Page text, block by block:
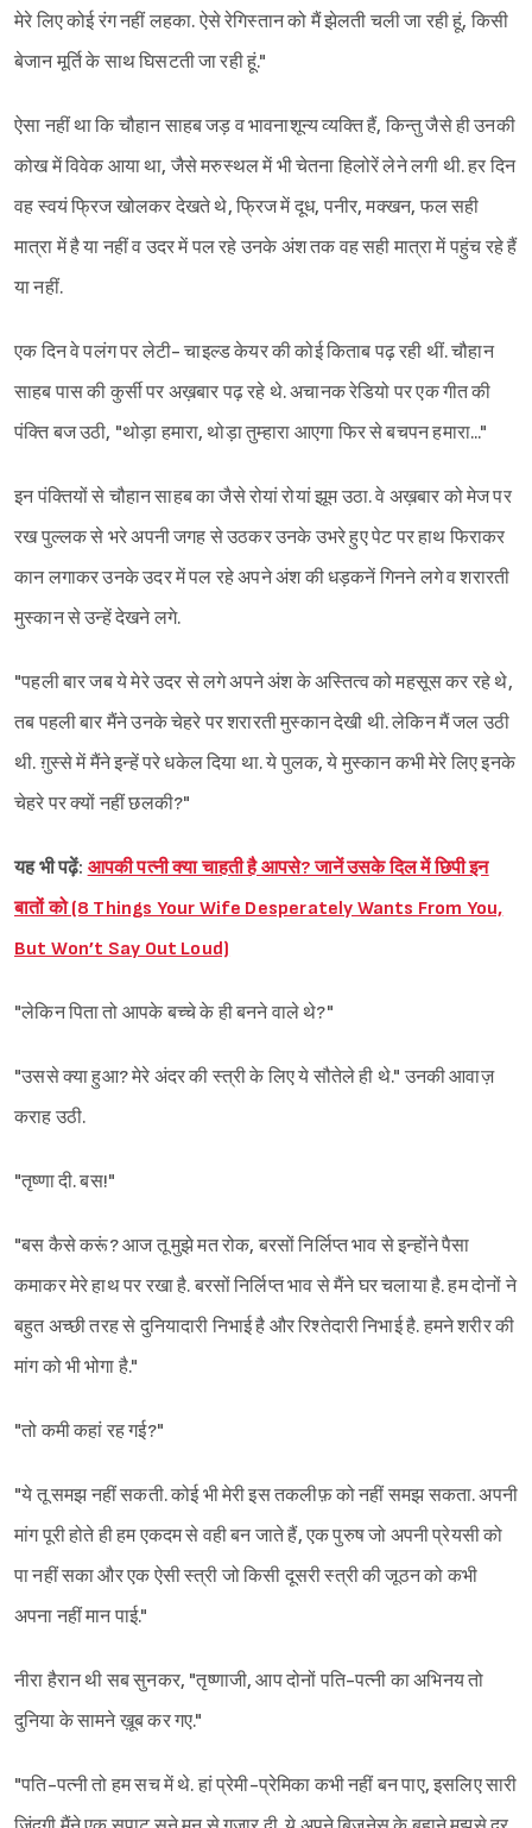
मेरे लिए कोई रंग नहीं लहका. ऐसे रेगिस्तान को मैं झेलती चली जा रही हूं, किसी
बेजान मूर्ति के साथ घिसटती जा रही हूं."
ऐसा नहीं था कि चौहान साहब जड़ व भावनाशून्य व्यक्ति हैं, किन्तु जैसे ही उनकी
कोख में विवेक आया था, जैसे मरुस्थल में भी चेतना हिलोरें लेने लगी थी. हर दिन
वह स्वयं फ्रिज खोलकर देखते थे, फ्रिज में दूध, पनीर, मक्खन, फल सही
मात्रा में है या नहीं व उदर में पल रहे उनके अंश तक वह सही मात्रा में पहुंच रहे हैं
या नहीं.
एक दिन वे पलंग पर लेटी- चाइल्ड केयर की कोई किताब पढ़ रही थीं. चौहान
साहब पास की कुर्सी पर अख़बार पढ़ रहे थे. अचानक रेडियो पर एक गीत की
पंक्ति बज उठी, "थोड़ा हमारा, थोड़ा तुम्हारा आएगा फिर से बचपन हमारा..."
इन पंक्तियों से चौहान साहब का जैसे रोयां रोयां झूम उठा. वे अख़बार को मेज पर
रख पुल्लक से भरे अपनी जगह से उठकर उनके उभरे हुए पेट पर हाथ फिराकर
कान लगाकर उनके उदर में पल रहे अपने अंश की धड़कनें गिनने लगे व शरारती
मुस्कान से उन्हें देखने लगे.
"पहली बार जब ये मेरे उदर से लगे अपने अंश के अस्तित्व को महसूस कर रहे थे,
तब पहली बार मैंने उनके चेहरे पर शरारती मुस्कान देखी थी. लेकिन मैं जल उठी
थी. ग़ुस्से में मैंने इन्हें परे धकेल दिया था. ये पुलक, ये मुस्कान कभी मेरे लिए इनके
चेहरे पर क्यों नहीं छलकी?"
यह भी पढ़ें: आपकी पत्नी क्या चाहती है आपसे? जानें उसके दिल में छिपी इन
बातों को (8 Things Your Wife Desperately Wants From You,
But Won’t Say Out Loud)
"लेकिन पिता तो आपके बच्चे के ही बनने वाले थे?"
"उससे क्या हुआ? मेरे अंदर की स्त्री के लिए ये सौतेले ही थे." उनकी आवाज़
कराह उठी.
"तृष्णा दी. बस!"
"बस कैसे करूं? आज तू मुझे मत रोक, बरसों‌ निर्लिप्त भाव से इन्होंने पैसा
कमाकर मेरे हाथ पर रखा है. बरसों निर्लिप्त भाव से मैंने घर चलाया है. हम दोनों ने
बहुत अच्छी तरह से दुनियादारी निभाई है और रिश्तेदारी निभाई है. हमने शरीर की
मांग को भी भोगा है."
"तो कमी कहां रह गई?"
"ये तू समझ नहीं सकती. कोई भी मेरी इस तकलीफ़ को नहीं समझ सकता. अपनी
मांग पूरी होते ही हम एकदम से वही बन जाते हैं, एक पुरुष जो अपनी प्रेयसी को
पा नहीं सका और एक ऐसी स्त्री जो किसी दूसरी स्त्री की जूठन को कभी
अपना नहीं मान पाई."
नीरा हैरान थी सब सुनकर, "तृष्णाजी, आप दोनों पति-पत्नी का अभिनय तो
दुनिया के सामने ख़ूब कर गए."
"पति-पत्नी तो हम सच में थे. हां प्रेमी-प्रेमिका कभी नहीं बन पाए, इसलिए सारी